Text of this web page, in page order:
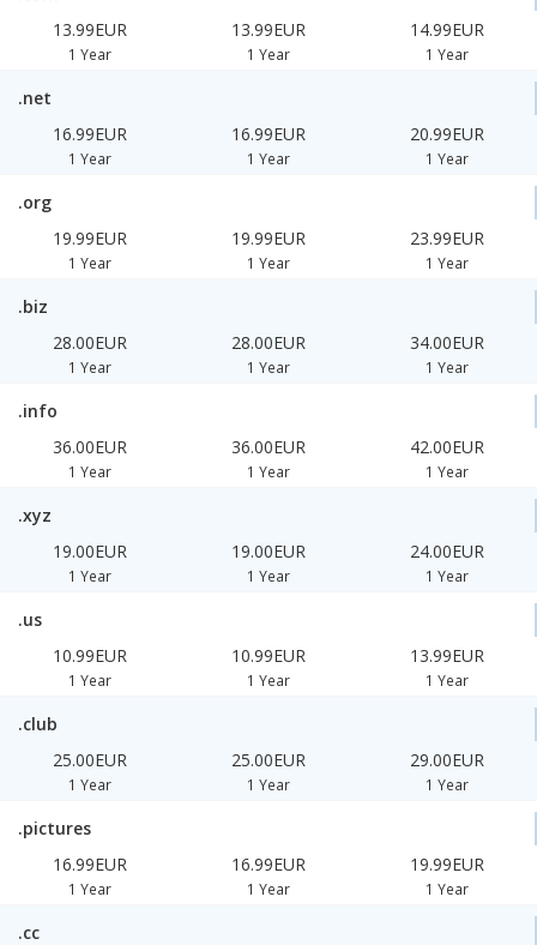
13.99EUR
1 Year
13.99EUR
1 Year
14.99EUR
1 Year
.net
16.99EUR
1 Year
16.99EUR
1 Year
20.99EUR
1 Year
.org
19.99EUR
1 Year
19.99EUR
1 Year
23.99EUR
1 Year
.biz
28.00EUR
1 Year
28.00EUR
1 Year
34.00EUR
1 Year
.info
36.00EUR
1 Year
36.00EUR
1 Year
42.00EUR
1 Year
.xyz
19.00EUR
1 Year
19.00EUR
1 Year
24.00EUR
1 Year
.us
10.99EUR
1 Year
10.99EUR
1 Year
13.99EUR
1 Year
.club
25.00EUR
1 Year
25.00EUR
1 Year
29.00EUR
1 Year
.pictures
16.99EUR
1 Year
16.99EUR
1 Year
19.99EUR
1 Year
.cc